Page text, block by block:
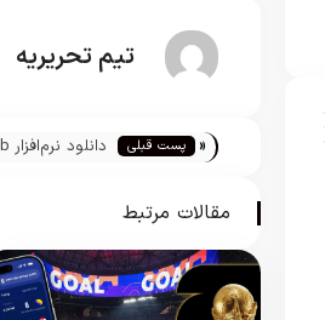
تیم تحریریه
« پست قبلی
مقالات مرتبط